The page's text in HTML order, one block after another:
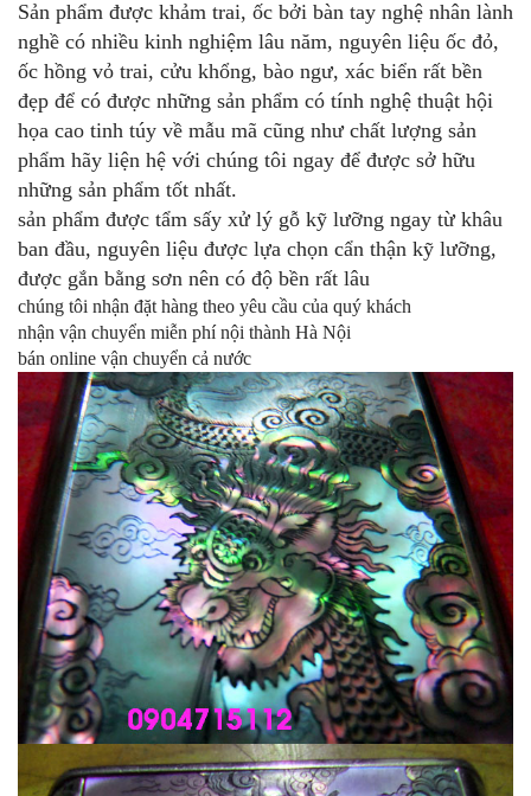
Sản phẩm được khảm trai, ốc bởi bàn tay nghệ nhân lành
nghề có nhiều kinh nghiệm lâu năm, nguyên liệu ốc đỏ,
ốc hồng vỏ trai, cửu khổng, bào ngư, xác biển rất bền
đẹp để có được những sản phẩm có tính nghệ thuật hội
họa cao tinh túy về mẫu mã cũng như chất lượng sản
phẩm hãy liện hệ với chúng tôi ngay để được sở hữu
những sản phẩm tốt nhất.
sản phẩm được tẩm sấy xử lý gỗ kỹ lưỡng ngay từ khâu
ban đầu, nguyên liệu được lựa chọn cẩn thận kỹ lưỡng,
được gắn bằng sơn nên có độ bền rất lâu
chúng tôi nhận đặt hàng theo yêu cầu của quý khách
nhận vận chuyển miễn phí nội thành Hà Nội
bán online vận chuyển cả nước